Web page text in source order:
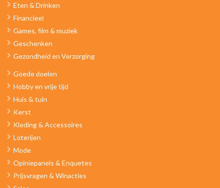
Eten & Drinken
Financieel
Games, film & muziek
Geschenken
Gezondheid en Verzorging
Goede doelen
Hobby en vrije tijd
Huis & tuin
Kerst
Kleding & Accessoires
Loterijen
Mode
Opiniepanels & Enquetes
Prijsvragen & Winacties